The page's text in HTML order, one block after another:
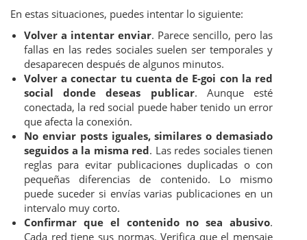
En estas situaciones, puedes intentar lo siguiente:
Volver a intentar enviar. Parece sencillo, pero las
fallas en las redes sociales suelen ser temporales y
desaparecen después de algunos minutos.
Volver a conectar tu cuenta de E-goi con la red
social donde deseas publicar. Aunque esté
conectada, la red social puede haber tenido un error
que afecta la conexión.
No enviar posts iguales, similares o demasiado
seguidos a la misma red. Las redes sociales tienen
reglas para evitar publicaciones duplicadas o con
pequeñas diferencias de contenido. Lo mismo
puede suceder si envías varias publicaciones en un
intervalo muy corto.
Confirmar que el contenido no sea abusivo.
Cada red tiene sus normas. Verifica que el mensaje